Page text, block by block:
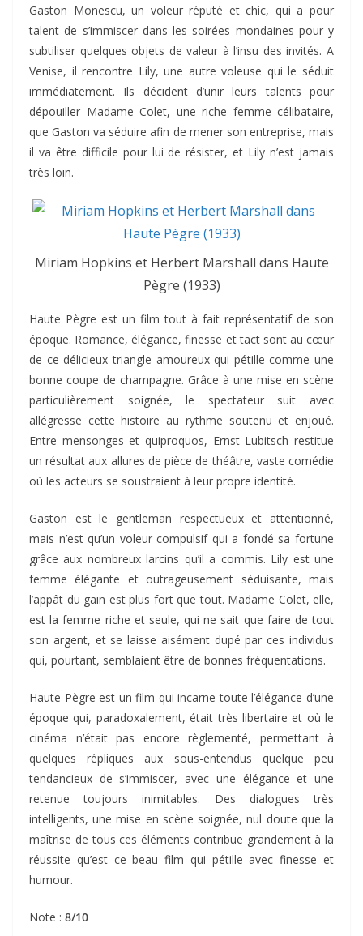
Gaston Monescu, un voleur réputé et chic, qui a pour
talent de s’immiscer dans les soirées mondaines pour y
subtiliser quelques objets de valeur à l’insu des invités. A
Venise, il rencontre Lily, une autre voleuse qui le séduit
immédiatement. Ils décident d’unir leurs talents pour
dépouiller Madame Colet, une riche femme célibataire,
que Gaston va séduire afin de mener son entreprise, mais
il va être difficile pour lui de résister, et Lily n’est jamais
très loin.
Miriam Hopkins et Herbert Marshall dans Haute
Pègre (1933)
Haute Pègre est un film tout à fait représentatif de son
époque. Romance, élégance, finesse et tact sont au cœur
de ce délicieux triangle amoureux qui pétille comme une
bonne coupe de champagne. Grâce à une mise en scène
particulièrement soignée, le spectateur suit avec
allégresse cette histoire au rythme soutenu et enjoué.
Entre mensonges et quiproquos, Ernst Lubitsch restitue
un résultat aux allures de pièce de théâtre, vaste comédie
où les acteurs se soustraient à leur propre identité.
Gaston est le gentleman respectueux et attentionné,
mais n’est qu’un voleur compulsif qui a fondé sa fortune
grâce aux nombreux larcins qu’il a commis. Lily est une
femme élégante et outrageusement séduisante, mais
l’appât du gain est plus fort que tout. Madame Colet, elle,
est la femme riche et seule, qui ne sait que faire de tout
son argent, et se laisse aisément dupé par ces individus
qui, pourtant, semblaient être de bonnes fréquentations.
Haute Pègre est un film qui incarne toute l’élégance d’une
époque qui, paradoxalement, était très libertaire et où le
cinéma n’était pas encore règlementé, permettant à
quelques répliques aux sous-entendus quelque peu
tendancieux de s’immiscer, avec une élégance et une
retenue toujours inimitables. Des dialogues très
intelligents, une mise en scène soignée, nul doute que la
maîtrise de tous ces éléments contribue grandement à la
réussite qu’est ce beau film qui pétille avec finesse et
humour.
Note : 8/10